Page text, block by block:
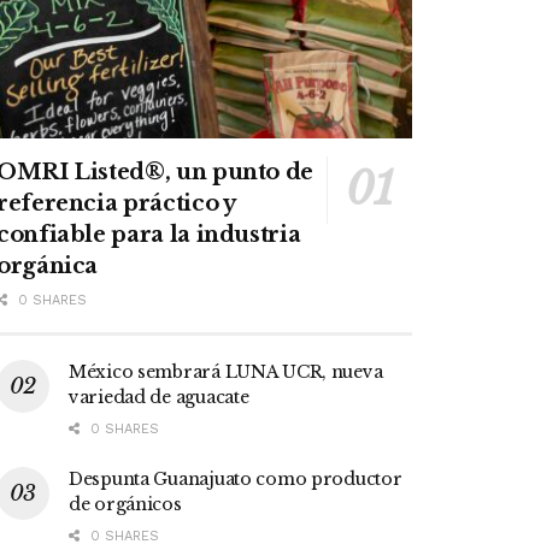
Listed®, un punto de
práctico y
para la industria
0 SHARES
México sembrará LUNA UCR, nueva
variedad de aguacate
0 SHARES
Despunta Guanajuato como productor
de orgánicos
0 SHARES